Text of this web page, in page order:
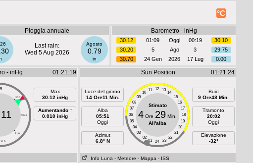
°C
Pioggia annuale
Agosto
0.79
in
Last rain:
Wed 5 Aug 2026
Barometro - inHg
30.12 01:09 Oggi 00:19
30.10
30.20
5 Ago 3
29.75
30.70
24 Gen 2026 17 Lug 0.00
- inHg 01:21:19
30.0
30.5
31.0
31.5
Max
30.12 inHg
Aumentando ↑
0.010 inHg
Sun Position 01:21:24
Luce del giorno
14 Ore11 Min.
Alba
05:51
Oggi
Azimut
6.8° N
12
11 13
10
14
09
15
08
16
07
17
06
18
05
19
04
20
03
21
02
22
01 23
24
Stimato
4 Ore 29 Min.
All'alba
Buio
9 Ore48 Min.
Tramonto
20:02
Oggi
Elevazione
-32°
Info Luna - Meteore - Mappa - ISS